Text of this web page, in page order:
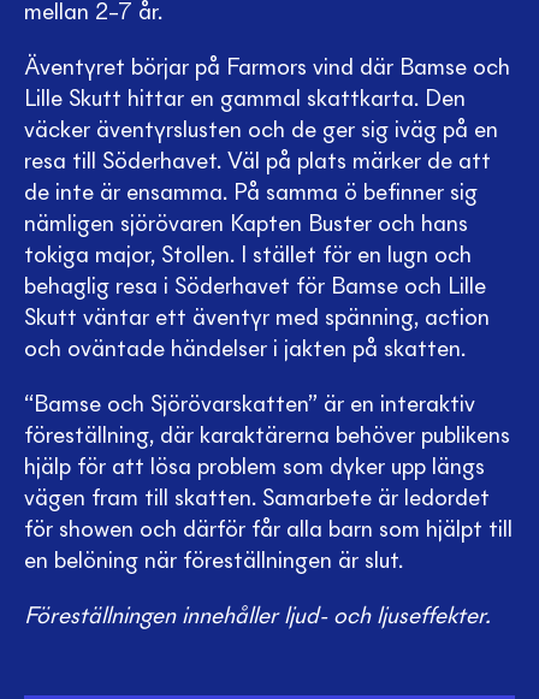
mellan 2–7 år.
Äventyret börjar på Farmors vind där Bamse och
Lille Skutt hittar en gammal skattkarta. Den
väcker äventyrslusten och de ger sig iväg på en
resa till Söderhavet. Väl på plats märker de att
de inte är ensamma. På samma ö befinner sig
nämligen sjörövaren Kapten Buster och hans
tokiga major, Stollen. I stället för en lugn och
behaglig resa i Söderhavet för Bamse och Lille
Skutt väntar ett äventyr med spänning, action
och oväntade händelser i jakten på skatten.
“Bamse och Sjörövarskatten” är en interaktiv
föreställning, där karaktärerna behöver publikens
hjälp för att lösa problem som dyker upp längs
vägen fram till skatten. Samarbete är ledordet
för showen och därför får alla barn som hjälpt till
en belöning när föreställningen är slut.
Föreställningen innehåller ljud- och ljuseffekter.